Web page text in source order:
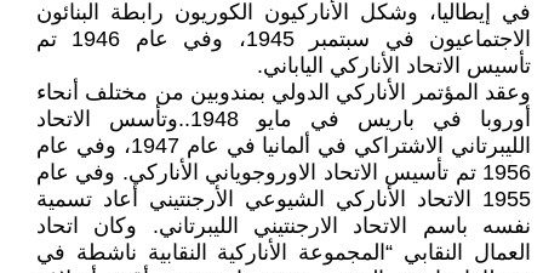
في إيطاليا، وشكل الأناركيون الكوريون رابطة البنائون
الاجتماعيون في سبتمبر 1945، وفي عام 1946 تم
تأسيس الاتحاد الأناركي الياباني.
وعقد المؤتمر الأناركي الدولي بمندوبين من مختلف أنحاء
أوروبا في باريس في مايو 1948..وتأسس الاتحاد
الليبرتاني الاشتراكي في ألمانيا في عام 1947، وفي عام
1956 تم تأسيس الاتحاد الاوروجوياني الأناركي. وفي عام
1955 الاتحاد الأناركي الشيوعي الأرجنتيني أعاد تسمية
نفسه باسم الاتحاد الارجنتيني الليبرتاني. وكان اتحاد
العمال النقابي “المجموعة الأناركية النقابية ناشطة في